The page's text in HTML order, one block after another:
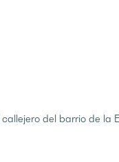
del barrio de la